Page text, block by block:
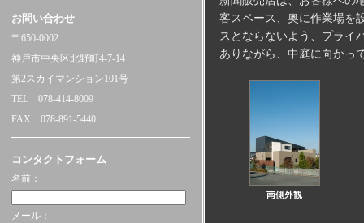
お問い合わせ
〒650-0002
神戸市中央区北野町4-7-14
第2スカイマンション101号
TEL 078-414-8009
FAX 078-891-5440
コンタクトフォーム
名前：
メール：
客スペース、奥に作業場を
スとならないよう、プライ
ありながら、中庭に向かっ
南側外観